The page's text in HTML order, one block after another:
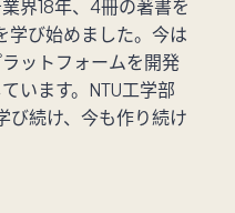
界18年、4冊の著書を
学び始めました。今は
ットフォームを開発
います。NTU工学部
び続け、今も作り続け